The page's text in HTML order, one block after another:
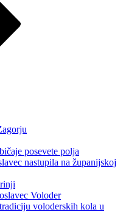
posevete polja
nastupila na županijskoj
Voloder
voloderskih kola u